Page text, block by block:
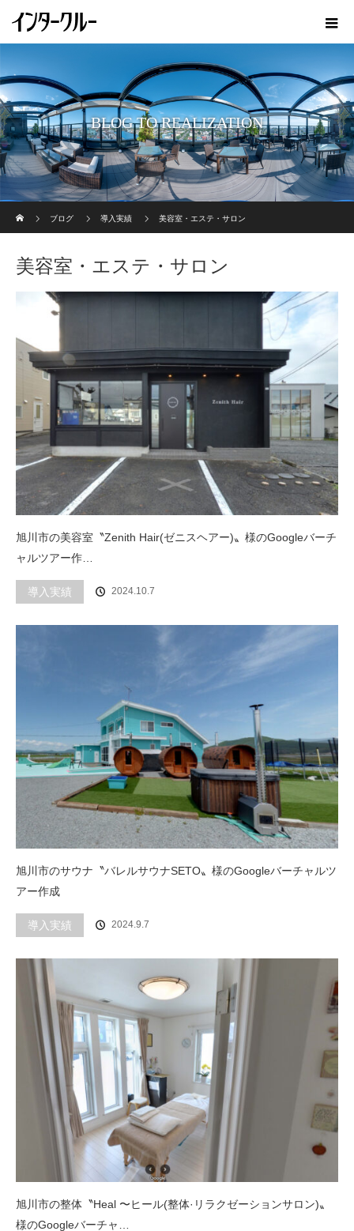
BLOG TO REALIZATION
ブログ
導入実績 美容室・エステ・サロン
美容室・エステ・サロン
旭川市の美容室〝Zenith Hair(ゼニスヘアー)〟様のGoogleバーチ
ャルツアー作…
導入実績 2024.10.7
旭川市のサウナ〝バレルサウナSETO〟様のGoogleバーチャルツ
アー作成
導入実績 2024.9.7
旭川市の整体〝Heal 〜ヒール(整体·リラクゼーションサロン)〟
様のGoogleバーチャ…